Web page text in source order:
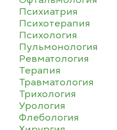
Психиатрия
Психотерапия
Психология
Пульмонология
Ревматология
Терапия
Травматология
Трихология
Урология
Флебология